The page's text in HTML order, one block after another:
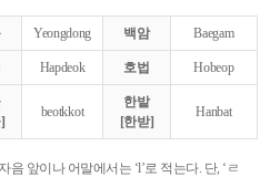
Yeongdong 백암 Baegam
Hapdeok 호법 Hobeop
beotkkot
한밭
[한받]
Hanbat
음 앞이나 어말에서는 ‘l’로 적는다. 단, ‘ㄹ